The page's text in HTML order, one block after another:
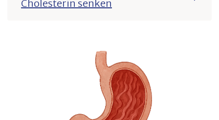
Cholesterin senken